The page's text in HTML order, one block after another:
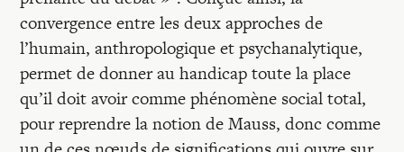
convergence entre les deux approches de
l’humain, anthropologique et psychanalytique,
permet de donner au handicap toute la place
qu’il doit avoir comme phénomène social total,
pour reprendre la notion de Mauss, donc comme